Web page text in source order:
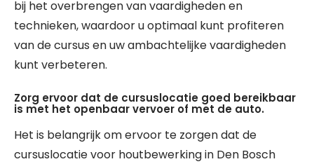
bij het overbrengen van vaardigheden en
technieken, waardoor u optimaal kunt profiteren
van de cursus en uw ambachtelijke vaardigheden
kunt verbeteren.
Zorg ervoor dat de cursuslocatie goed bereikbaar
is met het openbaar vervoer of met de auto.
Het is belangrijk om ervoor te zorgen dat de
cursuslocatie voor houtbewerking in Den Bosch